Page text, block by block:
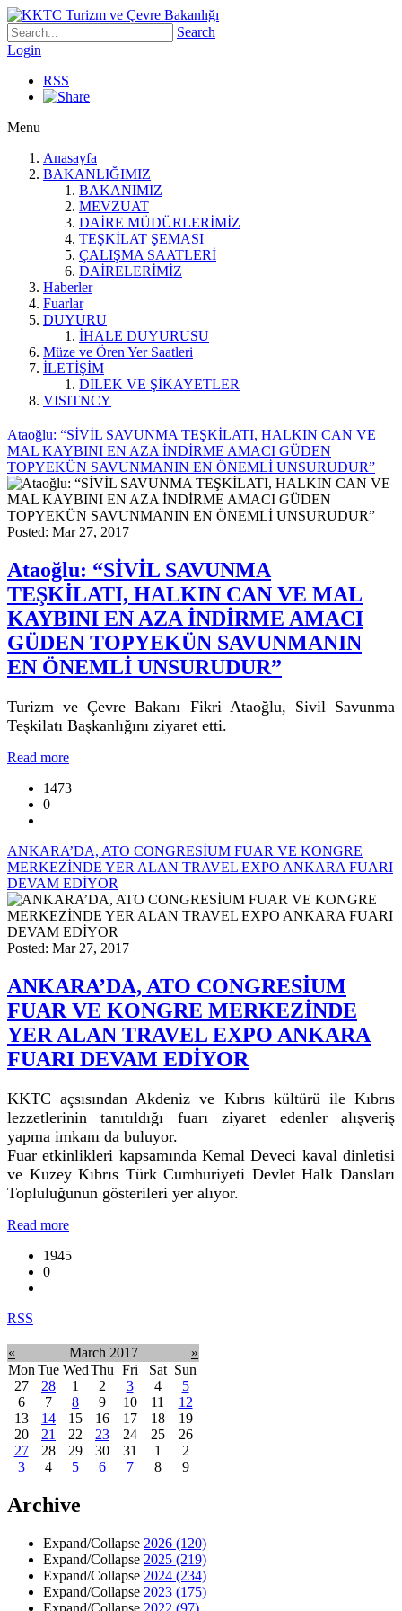
Search
Login
RSS
Menu
Anasayfa
BAKANLIĞIMIZ
BAKANIMIZ
MEVZUAT
DAİRE MÜDÜRLERİMİZ
TEŞKİLAT ŞEMASI
ÇALIŞMA SAATLERİ
DAİRELERİMİZ
Haberler
Fuarlar
DUYURU
İHALE DUYURUSU
Müze ve Ören Yer Saatleri
İLETİŞİM
DİLEK VE ŞİKAYETLER
VISITNCY
Ataoğlu: “SİVİL SAVUNMA TEŞKİLATI, HALKIN CAN VE
MAL KAYBINI EN AZA İNDİRME AMACI GÜDEN
TOPYEKÜN SAVUNMANIN EN ÖNEMLİ UNSURUDUR”
Posted: Mar 27, 2017
Ataoğlu: “SİVİL SAVUNMA
TEŞKİLATI, HALKIN CAN VE MAL
KAYBINI EN AZA İNDİRME AMACI
GÜDEN TOPYEKÜN SAVUNMANIN
EN ÖNEMLİ UNSURUDUR”
Turizm ve Çevre Bakanı Fikri Ataoğlu, Sivil Savunma
Teşkilatı Başkanlığını ziyaret etti.
Read more
1473
0
ANKARA’DA, ATO CONGRESİUM FUAR VE KONGRE
MERKEZİNDE YER ALAN TRAVEL EXPO ANKARA FUARI
DEVAM EDİYOR
Posted: Mar 27, 2017
ANKARA’DA, ATO CONGRESİUM
FUAR VE KONGRE MERKEZİNDE
YER ALAN TRAVEL EXPO ANKARA
FUARI DEVAM EDİYOR
KKTC açsısından Akdeniz ve Kıbrıs kültürü ile Kıbrıs
lezzetlerinin tanıtıldığı fuarı ziyaret edenler alışveriş
yapma imkanı da buluyor.
Fuar etkinlikleri kapsamında Kemal Deveci kaval dinletisi
ve Kuzey Kıbrıs Türk Cumhuriyeti Devlet Halk Dansları
Topluluğunun gösterileri yer alıyor.
Read more
1945
0
RSS
« March 2017
»
Mon Tue WedThu Fri Sat Sun
27
28 1 2 3 4
5
6
7 8 9 10 11
12
13
14 15 16 17 18
19
20
21 22 23 24 25
26
27
28 29 30 31 1
2
3
4 5 6 7 8 9
Archive
Expand/Collapse 2026 (120)
Expand/Collapse 2025 (219)
Expand/Collapse 2024 (234)
Expand/Collapse 2023 (175)